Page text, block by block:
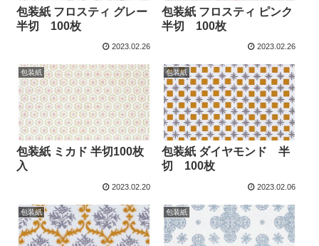
包装紙 フロスティ グレー
半切 100枚
2023.02.26
包装紙 フロスティ ピンク
半切 100枚
2023.02.26
包装紙
包装紙 ミカド 半切100枚
入
2023.02.20
包装紙
包装紙 ダイヤモンド 半
切 100枚
2023.02.06
包装紙 包装紙